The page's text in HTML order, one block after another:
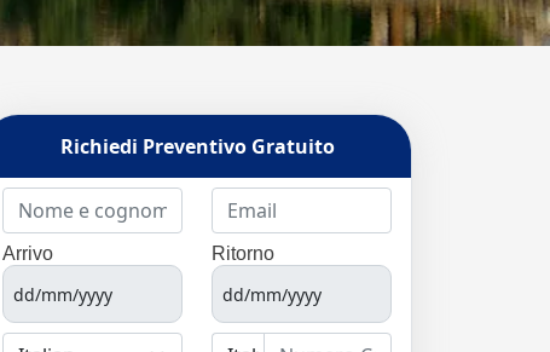
Richiedi Preventivo Gratuito
Arrivo Ritorno